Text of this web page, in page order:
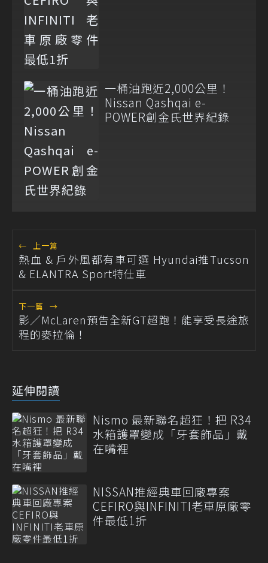
一桶油跑近2,000公里！
Nissan Qashqai e-
POWER創金氏世界紀錄
← 上一篇
熱血 & 戶外風都有車可選 Hyundai推Tucson
& ELANTRA Sport特仕車
下一篇 →
影／McLaren預告全新GT超跑！能享受長途旅
程的麥拉倫！
延伸閱讀
Nismo 最新聯名超狂！把 R34
水箱護罩變成「牙套飾品」戴
在嘴裡
NISSAN推經典車回廠專案
CEFIRO與INFINITI老車原廠零
件最低1折